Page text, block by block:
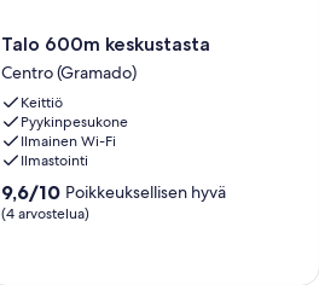
Talo
600m
keskustasta
Centro
(Gramado)
Talo 600m keskustasta
Centro (Gramado)
Keittiö
Pyykinpesukone
Ilmainen Wi-Fi
Ilmastointi
9.6
kautta
9,6/10 Poikkeuksellisen hyvä
(4 arvostelua)